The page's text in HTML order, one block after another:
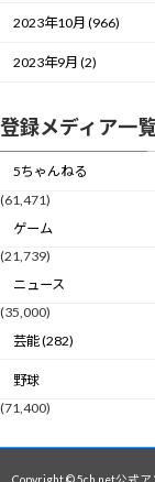
2023年10月 (966)
2023年9月 (2)
登録メディア一
5ちゃんねる
(61,471)
ゲーム
(21,739)
ニュース
(35,000)
芸能 (282)
野球
(71,400)